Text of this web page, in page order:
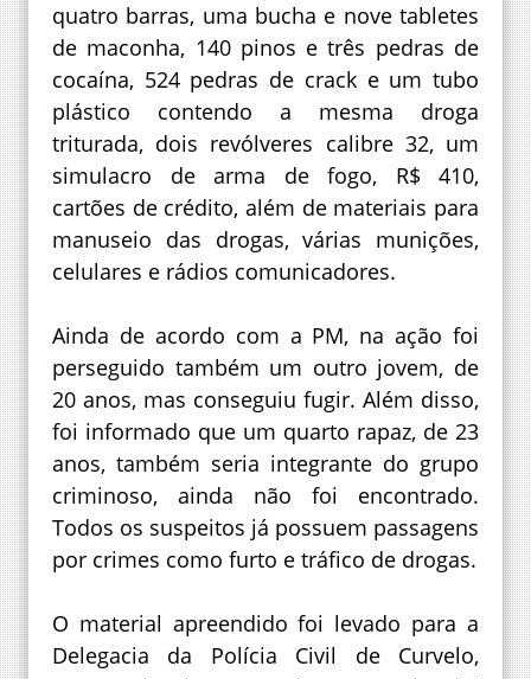
quatro barras, uma bucha e nove tabletes
de maconha, 140 pinos e três pedras de
cocaína, 524 pedras de crack e um tubo
plástico contendo a mesma droga
triturada, dois revólveres calibre 32, um
simulacro de arma de fogo, R$ 410,
cartões de crédito, além de materiais para
manuseio das drogas, várias munições,
celulares e rádios comunicadores.
Ainda de acordo com a PM, na ação foi
perseguido também um outro jovem, de
20 anos, mas conseguiu fugir. Além disso,
foi informado que um quarto rapaz, de 23
anos, também seria integrante do grupo
criminoso, ainda não foi encontrado.
Todos os suspeitos já possuem passagens
por crimes como furto e tráfico de drogas.
O material apreendido foi levado para a
Delegacia da Polícia Civil de Curvelo,